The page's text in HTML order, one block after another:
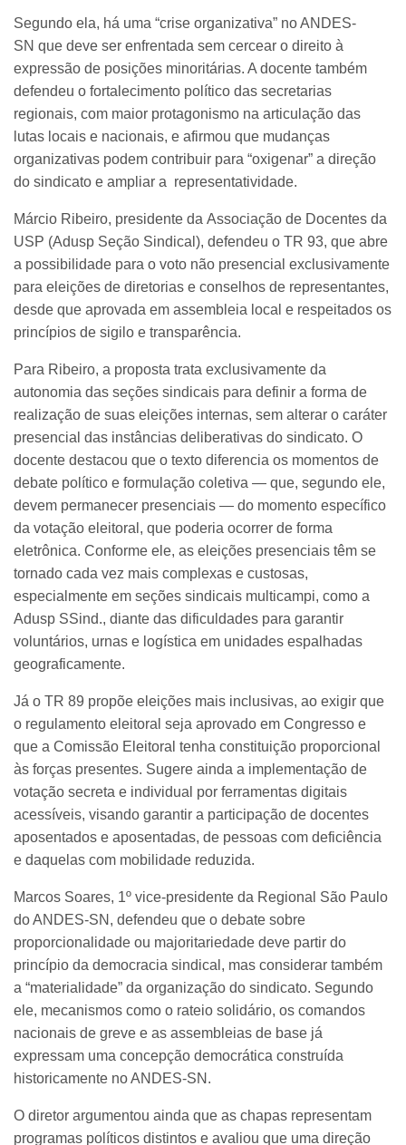
Segundo ela, há uma “crise organizativa” no ANDES-
SN que deve ser enfrentada sem cercear o direito à
expressão de posições minoritárias. A docente também
defendeu o fortalecimento político das secretarias
regionais, com maior protagonismo na articulação das
lutas locais e nacionais, e afirmou que mudanças
organizativas podem contribuir para “oxigenar” a direção
do sindicato e ampliar a representatividade.
Márcio Ribeiro, presidente da Associação de Docentes da
USP (Adusp Seção Sindical), defendeu o TR 93, que abre
a possibilidade para o voto não presencial exclusivamente
para eleições de diretorias e conselhos de representantes,
desde que aprovada em assembleia local e respeitados os
princípios de sigilo e transparência.
Para Ribeiro, a proposta trata exclusivamente da
autonomia das seções sindicais para definir a forma de
realização de suas eleições internas, sem alterar o caráter
presencial das instâncias deliberativas do sindicato. O
docente destacou que o texto diferencia os momentos de
debate político e formulação coletiva — que, segundo ele,
devem permanecer presenciais — do momento específico
da votação eleitoral, que poderia ocorrer de forma
eletrônica. Conforme ele, as eleições presenciais têm se
tornado cada vez mais complexas e custosas,
especialmente em seções sindicais multicampi, como a
Adusp SSind., diante das dificuldades para garantir
voluntários, urnas e logística em unidades espalhadas
geograficamente.
Já o TR 89 propõe eleições mais inclusivas, ao exigir que
o regulamento eleitoral seja aprovado em Congresso e
que a Comissão Eleitoral tenha constituição proporcional
às forças presentes. Sugere ainda a implementação de
votação secreta e individual por ferramentas digitais
acessíveis, visando garantir a participação de docentes
aposentados e aposentadas, de pessoas com deficiência
e daquelas com mobilidade reduzida.
Marcos Soares, 1º vice-presidente da Regional São Paulo
do ANDES-SN, defendeu que o debate sobre
proporcionalidade ou majoritariedade deve partir do
princípio da democracia sindical, mas considerar também
a “materialidade” da organização do sindicato. Segundo
ele, mecanismos como o rateio solidário, os comandos
nacionais de greve e as assembleias de base já
expressam uma concepção democrática construída
historicamente no ANDES-SN.
O diretor argumentou ainda que as chapas representam
programas políticos distintos e avaliou que uma direção